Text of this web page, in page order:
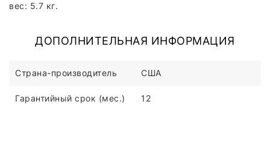
вес: 5.7 кг.
ДОПОЛНИТЕЛЬНАЯ ИНФОРМАЦИЯ
Страна-производитель США
Гарантийный срок (мес.) 12